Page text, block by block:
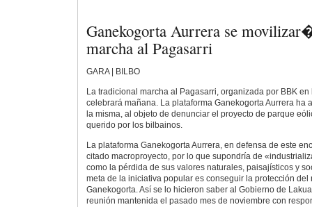
Ganekogorta Aurrera se
marcha al Pagasarri
GARA | BILBO
La tradicional marcha al Pagasarri, organizada por BBK
celebrará mañana. La plataforma Ganekogorta Aurrera ha
la misma, al objeto de denunciar el proyecto de parque
querido por los bilbainos.
La plataforma Ganekogorta Aurrera, en defensa de este
citado macroproyecto, por lo que supondría de
como la pérdida de sus valores naturales, paisajísticos y
meta de la iniciativa popular es conseguir la protección del
Ganekogorta. Así se lo hicieron saber al Gobierno de
reunión mantenida el pasado mes de noviembre con